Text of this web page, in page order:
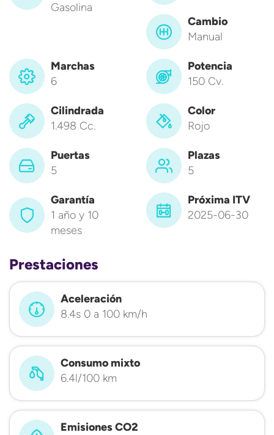
Gasolina
Cambio
Manual
Marchas
6
Potencia
150 Cv.
Cilindrada
1.498 Cc.
Color
Rojo
Puertas
5
Plazas
5
Garantía
1 año y 10
meses
Próxima ITV
2025-06-30
Prestaciones
Aceleración
8.4s 0 a 100 km/h
Consumo mixto
6.4l/100 km
Emisiones CO2